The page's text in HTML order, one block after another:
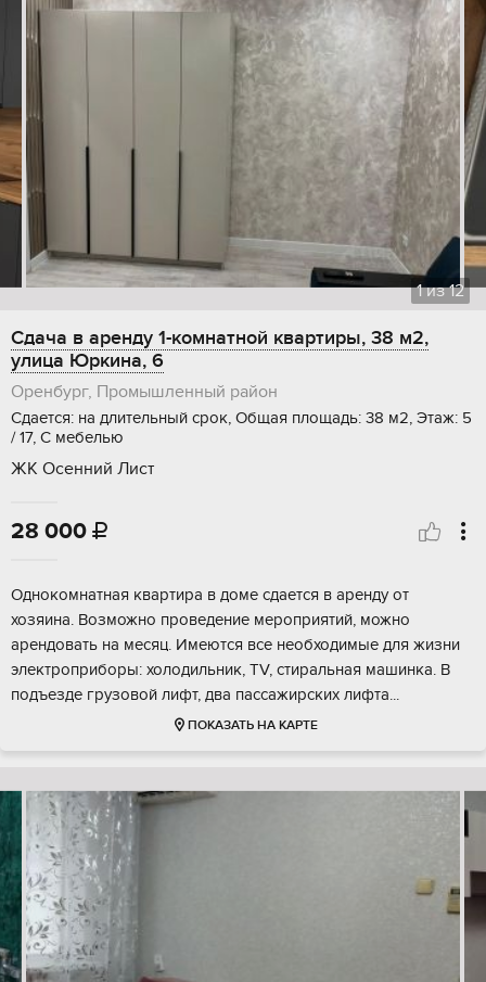
1из12
Сдача в аренду 1-комнатной квартиры, 38 м2,
улица Юркина, 6
Оренбург, Промышленный район
Сдается: на длительный срок, Общая площадь: 38 м2, Этаж: 5
/ 17, С мебелью
ЖК Осенний Лист
28 000 
Однокомнатная квартира в доме сдается в аренду от
хозяина. Возможно проведение мероприятий, можно
арендовать на месяц. Имеются все необходимые для жизни
электроприборы: холодильник, TV, стиральная машинка. В
подъезде грузовой лифт, два пассажирских лифта...
ПОКАЗАТЬ НА КАРТЕ